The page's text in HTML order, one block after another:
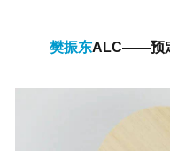
樊振东ALC——预